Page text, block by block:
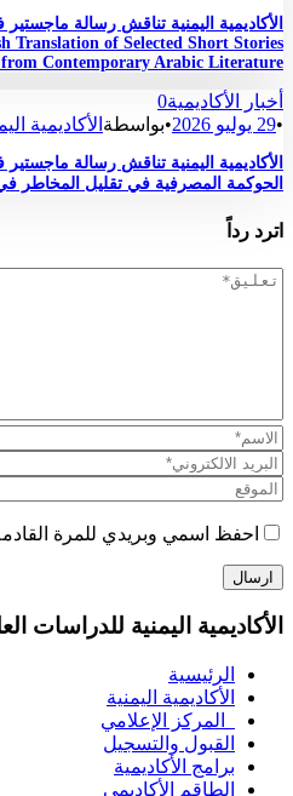
Translation of Selected Short Stories
Contemporary Arabic Literature “
أخبار الأكاديمية0
•29 يوليو 2026 •بواسطة الأكاديمية
الأكاديمية اليمنية تناقش رسالة
الحوكمة المصرفية في تقليل المخاطر
اترد رداً
احفظ اسمي وبريدي للمرة
الأكاديمية اليمنية للدراسات
الرئيسية
الأكاديمية اليمنية
المركز الإعلامي
القبول والتسجيل
برامج الأكاديمية
الطاقم الأكاديمي